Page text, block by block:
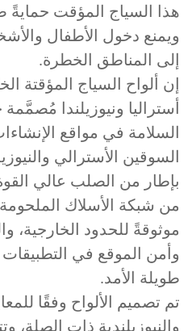
السياج المؤقت حمايةً ضد
دخول الأطفال
المناطق الخطرة.
ألواح السياج المؤقتة
ونيوزيلندا مُصمَّمة
في مواقع الإنشاءات
الأسترالي
من الصلب عالي القوة
شبكة الأسلاك الملحومة
للحدود الخارجية،
الموقع في التطبيقات
الأمد.
تصميم الألواح وفقًا
ذات الصلة،